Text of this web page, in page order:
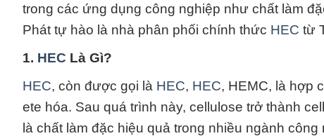
trong các ứng dụng công nghiệp như chất làm
Phát tự hào là nhà phân phối chính thức HEC từ
1. HEC Là Gì?
HEC, còn được gọi là HEC, HEC, HEMC, là hợp
ete hóa. Sau quá trình này, cellulose trở thành
là chất làm đặc hiệu quả trong nhiều ngành công